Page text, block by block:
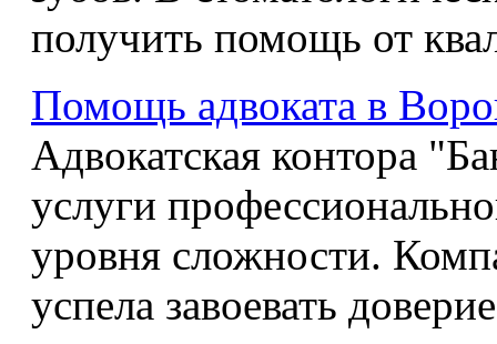
получить помощь от
Помощь адвоката в
Адвокатская контора
услуги
уровня сложности.
успела завоевать